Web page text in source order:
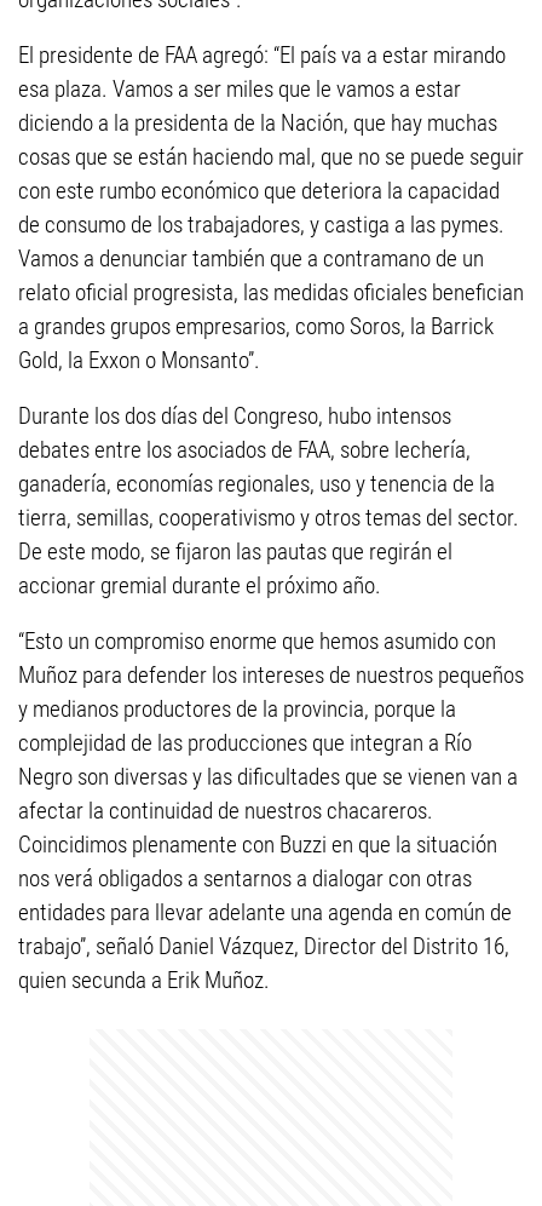
El presidente de FAA agregó: “El país va a estar mirando
esa plaza. Vamos a ser miles que le vamos a estar
diciendo a la presidenta de la Nación, que hay muchas
cosas que se están haciendo mal, que no se puede seguir
con este rumbo económico que deteriora la capacidad
de consumo de los trabajadores, y castiga a las pymes.
Vamos a denunciar también que a contramano de un
relato oficial progresista, las medidas oficiales benefician
a grandes grupos empresarios, como Soros, la Barrick
Gold, la Exxon o Monsanto”.
Durante los dos días del Congreso, hubo intensos
debates entre los asociados de FAA, sobre lechería,
ganadería, economías regionales, uso y tenencia de la
tierra, semillas, cooperativismo y otros temas del sector.
De este modo, se fijaron las pautas que regirán el
accionar gremial durante el próximo año.
“Esto un compromiso enorme que hemos asumido con
Muñoz para defender los intereses de nuestros pequeños
y medianos productores de la provincia, porque la
complejidad de las producciones que integran a Río
Negro son diversas y las dificultades que se vienen van a
afectar la continuidad de nuestros chacareros.
Coincidimos plenamente con Buzzi en que la situación
nos verá obligados a sentarnos a dialogar con otras
entidades para llevar adelante una agenda en común de
trabajo”, señaló Daniel Vázquez, Director del Distrito 16,
quien secunda a Erik Muñoz.